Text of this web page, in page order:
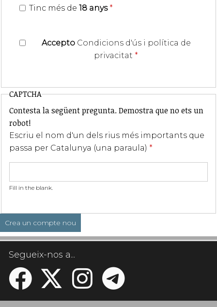
Tinc més de 18 anys *
Accepto Condicions d'ús i política de
privacitat *
CAPTCHA
Contesta la següent pregunta. Demostra que no ets un
robot!
Escriu el nom d'un dels rius més importants que
passa per Catalunya (una paraula) *
Fill in the blank.
Segueix-nos a...